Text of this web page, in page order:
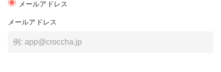
メールアドレス
メールアドレス